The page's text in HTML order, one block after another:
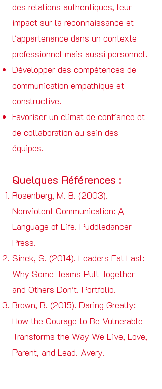
des relations authentiques, leur
impact sur la reconnaissance et
l'appartenance dans un contexte
professionnel mais aussi personnel.
Développer des compétences de
communication empathique et
constructive.
Favoriser un climat de confiance et
de collaboration au sein des
équipes.
Quelques Références :
Rosenberg, M. B. (2003).
Nonviolent Communication: A
Language of Life. Puddledancer
Press.
Sinek, S. (2014). Leaders Eat Last:
Why Some Teams Pull Together
and Others Don't. Portfolio.
Brown, B. (2015). Daring Greatly:
How the Courage to Be Vulnerable
Transforms the Way We Live, Love,
Parent, and Lead. Avery.